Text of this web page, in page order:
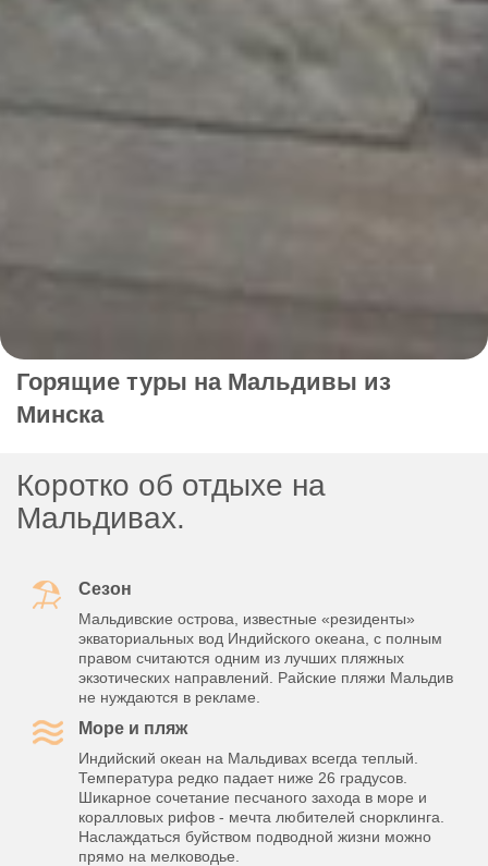
Горящие туры на Мальдивы из
Минска
Коротко об отдыхе на
Мальдивах.
Сезон
Мальдивские острова, известные «резиденты»
экваториальных вод Индийского океана, с полным
правом считаются одним из лучших пляжных
экзотических направлений. Райские пляжи Мальдив
не нуждаются в рекламе.
Море и пляж
Индийский океан на Мальдивах всегда теплый.
Температура редко падает ниже 26 градусов.
Шикарное сочетание песчаного захода в море и
коралловых рифов - мечта любителей снорклинга.
Наслаждаться буйством подводной жизни можно
прямо на мелководье.